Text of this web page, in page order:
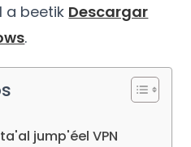
a beetik Descargar
.
jump'éel VPN